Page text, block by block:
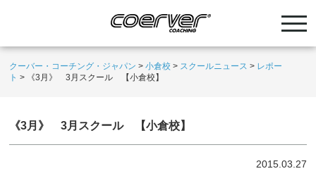
クーバー・コーチング・ジャパン >小倉校 > スクールニュース > レポー
ト > 《3月》 3月スクール 【小倉校】
《3月》 3月スクール 【小倉校】
2015.03.27